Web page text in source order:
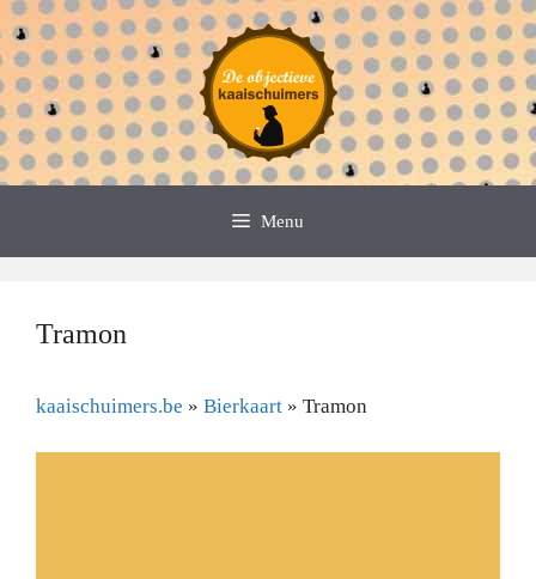
Spring
naar
de
inhoud
Menu
Tramon
kaaischuimers.be » Bierkaart » Tramon